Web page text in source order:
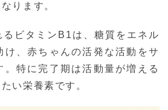
ります。
るビタミンB1は、糖質をエネル
け、赤ちゃんの活発な活動をサ
。特に完了期は活動量が増える
い栄養素です。